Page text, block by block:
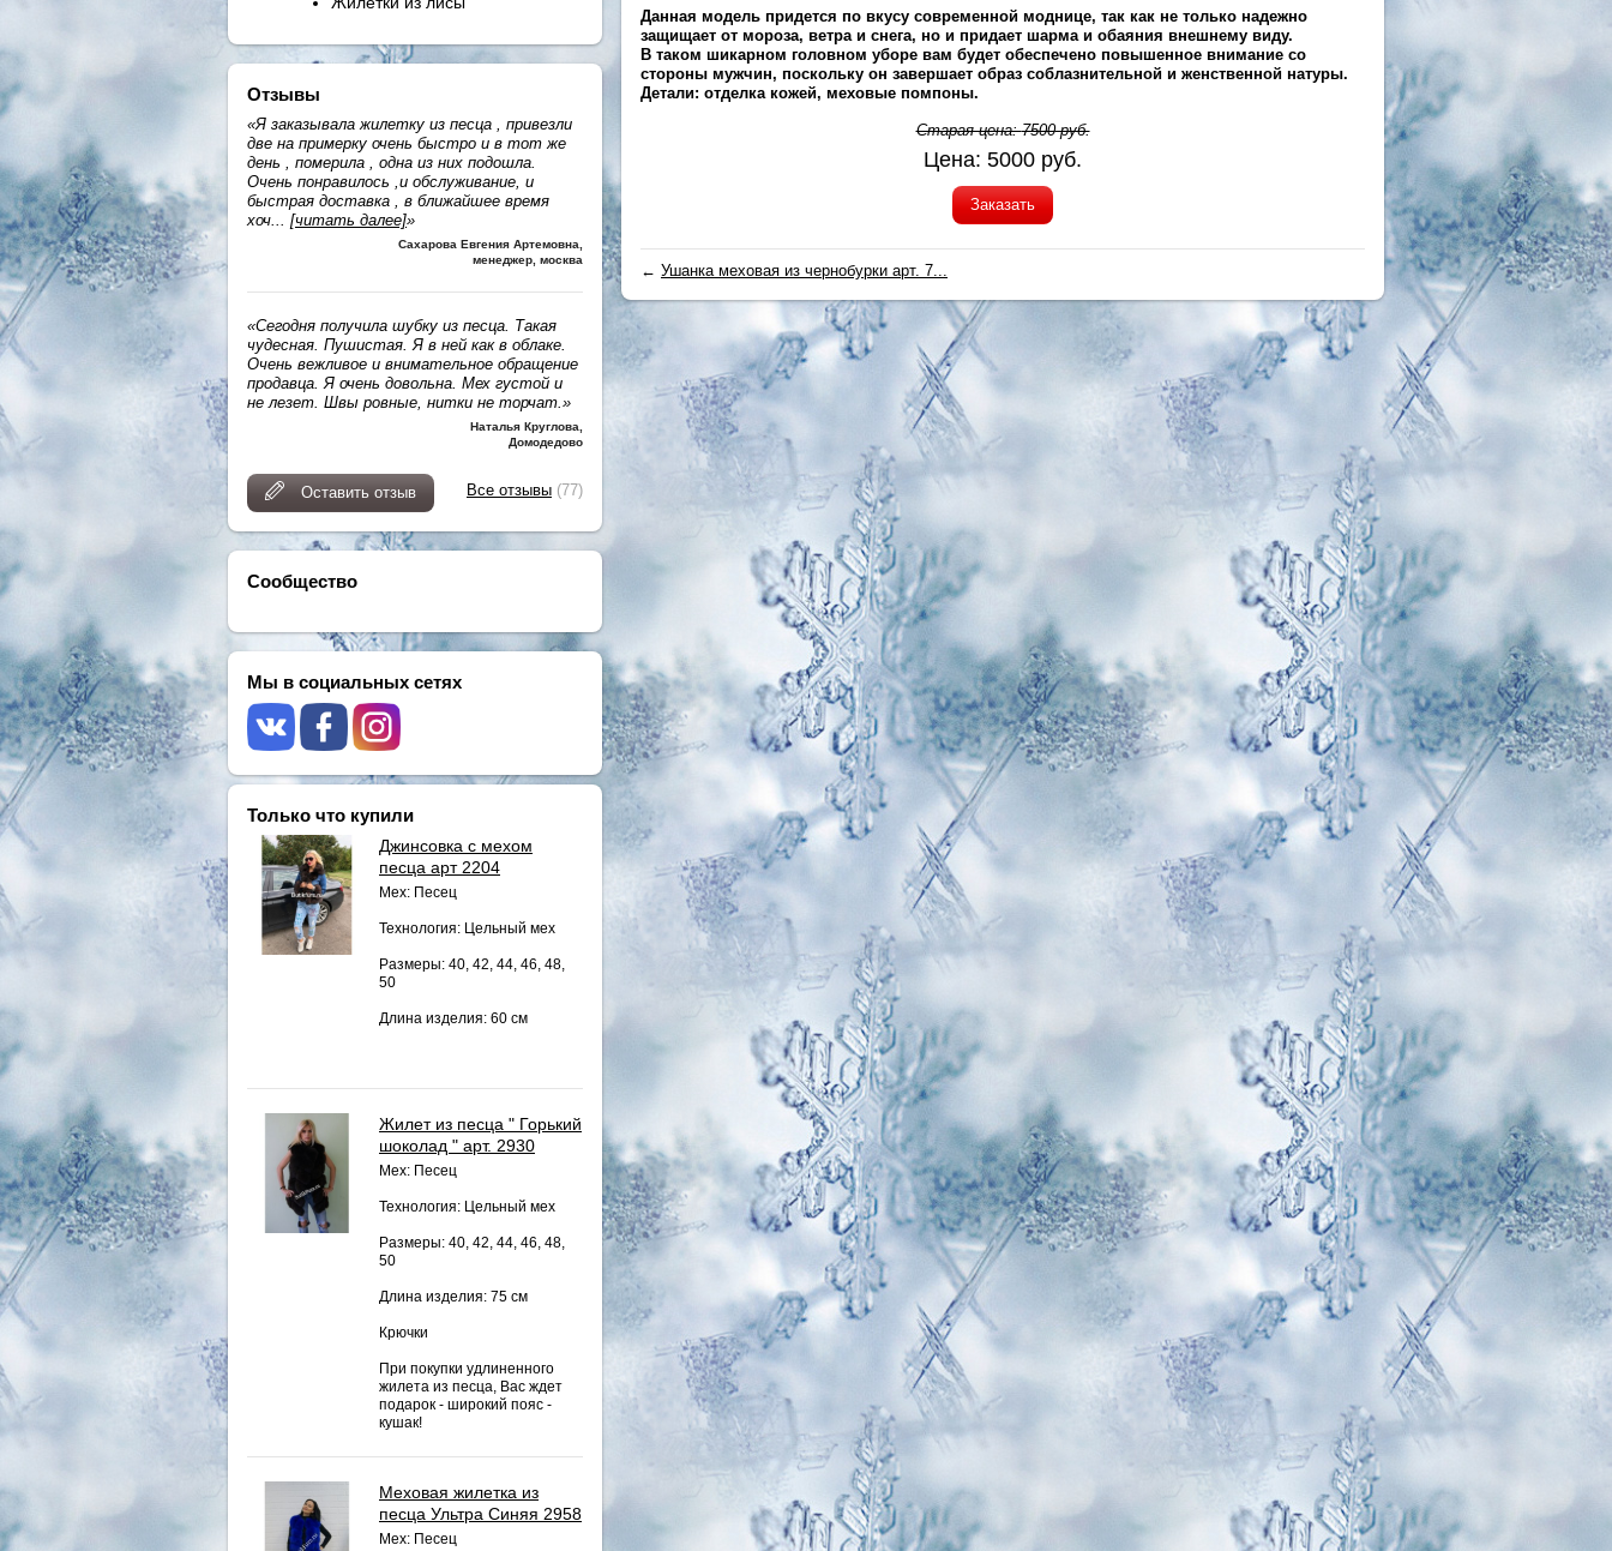
Отзывы
«Я заказывала жилетку из песца , привезли
две на примерку очень быстро и в тот же
день , померила , одна из них подошла.
Очень понравилось ,и обслуживание, и
быстрая доставка , в ближайшее время
хоч
[читать далее]»
Сахарова Евгения Артемовна
менеджер, москва
«Сегодня получила шубку из песца. Такая
чудесная. Пушистая. Я в ней как в облаке.
Очень вежливое и внимательное обращение
продавца. Я очень довольна. Мех густой и
не лезет. Швы ровные, нитки не торчат.»
Наталья Круглова
Домодедово
Оставить отзыв Все отзывы (77)
Сообщество
Мы в социальных сетях
Только что купили
Джинсовка с мехом
песца арт 2204
Мех: Песец
Технология: Цельный мех
Размеры: 40, 42, 44, 46, 48,
50
Длина изделия: 60 см
Жилет из песца " Горький
шоколад " арт. 2930
Мех: Песец
Технология: Цельный мех
Размеры: 40, 42, 44, 46, 48,
50
Длина изделия: 75 см
Крючки
При покупки удлиненного
жилета из песца, Вас ждет
подарок - широкий пояс -
кушак!
Меховая жилетка из
песца Ультра Синяя 2958
Мех: Песец
Данная модель придется по вкусу современной моднице, так как не только надежно
защищает от мороза, ветра и снега, но и придает шарма и обаяния внешнему виду.
В таком шикарном головном уборе вам будет обеспечено повышенное внимание со
стороны мужчин, поскольку он завершает образ соблазнительной и женственной натуры.
Детали: отделка кожей, меховые помпоны.
Старая цена:7500руб.
Цена: 5000 руб.
Заказать
← Ушанка меховая из чернобурки арт. 7...